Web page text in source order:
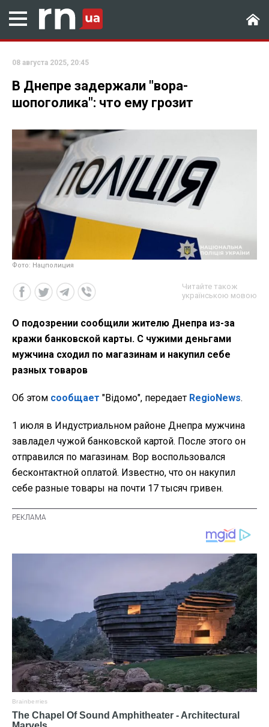
08 августа 2025, 20:45
В Днепре задержали "вора-
шопоголика": что ему грозит
Фото: Нацполиция
Читайте також
українською мовою
О подозрении сообщили жителю Днепра из-за
кражи банковской карты. С чужими деньгами
мужчина сходил по магазинам и накупил себе
разных товаров
Об этом сообщает "Відомо", передает RegioNews.
1 июля в Индустриальном районе Днепра мужчина
завладел чужой банковской картой. После этого он
отправился по магазинам. Вор воспользовался
бесконтактной оплатой. Известно, что он накупил
себе разные товары на почти 17 тысяч гривен.